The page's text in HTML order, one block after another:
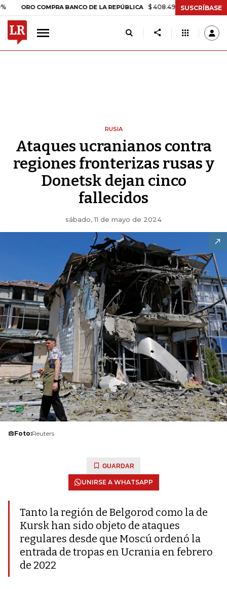
COMPRA BANCO DE LA REPÚBLICA $ 408.498,97 +$ 8.753,81
SUSCRÍBASE
RUSIA
Ataques ucranianos contra
regiones fronterizas rusas y
Donetsk dejan cinco
fallecidos
sábado, 11 de mayo de 2024
Foto:Reuters
GUARDAR
UNIRSE A WHATSAPP
Tanto la región de Belgorod como la de
Kursk han sido objeto de ataques
regulares desde que Moscú ordenó la
entrada de tropas en Ucrania en febrero
de 2022